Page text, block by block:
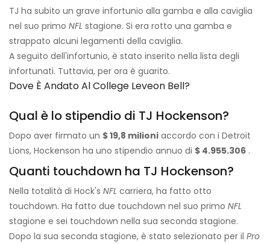
TJ ha subito un grave infortunio alla gamba e alla caviglia
nel suo primo NFL stagione. Si era rotto una gamba e
strappato alcuni legamenti della caviglia.
A seguito dell'infortunio, è stato inserito nella lista degli
infortunati. Tuttavia, per ora è guarito.
Dove È Andato Al College Leveon Bell?
Qual è lo stipendio di TJ Hockenson?
Dopo aver firmato un $ 19,8 milioni accordo con i Detroit
Lions, Hockenson ha uno stipendio annuo di $ 4.955.306 .
Quanti touchdown ha TJ Hockenson?
Nella totalità di Hock's NFL carriera, ha fatto otto
touchdown. Ha fatto due touchdown nel suo primo NFL
stagione e sei touchdown nella sua seconda stagione.
Dopo la sua seconda stagione, è stato selezionato per il Pro